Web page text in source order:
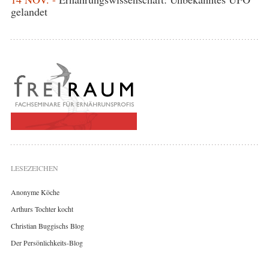
gelandet
LESEZEICHEN
Anonyme Köche
Arthurs Tochter kocht
Christian Buggischs Blog
Der Persönlichkeits-Blog